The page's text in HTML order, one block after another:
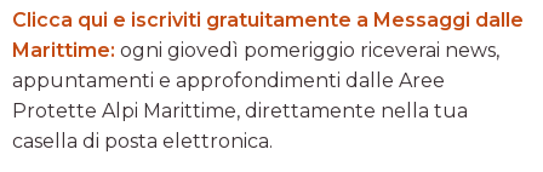
Clicca qui e iscriviti gratuitamente a Messaggi dalle
Marittime: ogni giovedì pomeriggio riceverai news,
appuntamenti e approfondimenti dalle Aree
Protette Alpi Marittime, direttamente nella tua
casella di posta elettronica.